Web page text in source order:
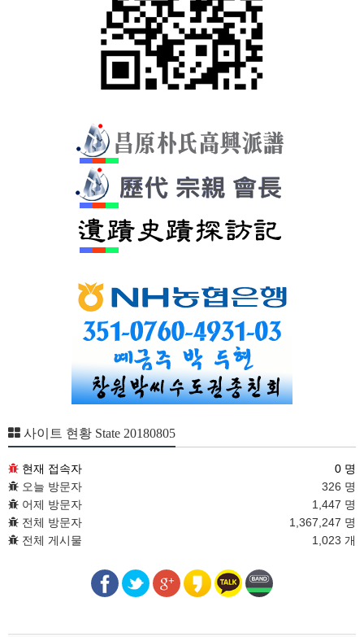
사이트 현황 State 20180805
현재 접속자
0 명
오늘 방문자
326 명
어제 방문자
1,447 명
전체 방문자
1,367,247 명
전체 게시물
1,023 개